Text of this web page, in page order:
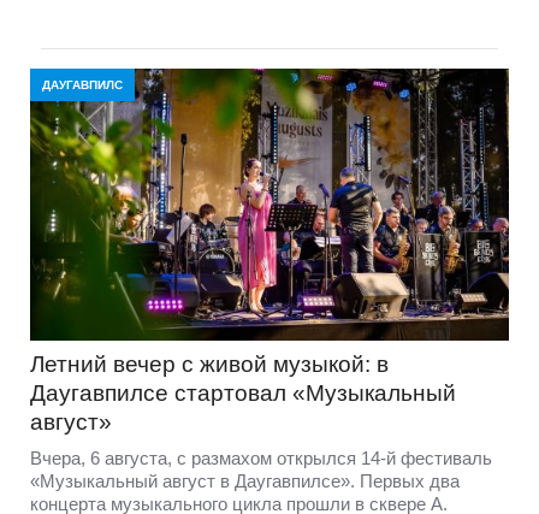
ДАУГАВПИЛС
Летний вечер с живой музыкой: в
Даугавпилсе стартовал «Музыкальный
август»
Вчера, 6 августа, с размахом открылся 14-й фестиваль
«Музыкальный август в Даугавпилсе». Первых два
концерта музыкального цикла прошли в сквере А.